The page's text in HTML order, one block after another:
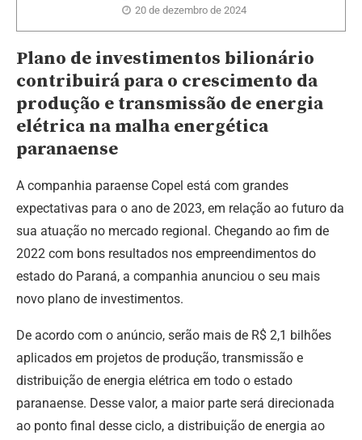
20 de dezembro de 2024
Plano de investimentos bilionário
contribuirá para o crescimento da
produção e transmissão de energia
elétrica na malha energética
paranaense
A companhia paraense Copel está com grandes
expectativas para o ano de 2023, em relação ao futuro da
sua atuação no mercado regional. Chegando ao fim de
2022 com bons resultados nos empreendimentos do
estado do Paraná, a companhia anunciou o seu mais
novo plano de investimentos.
De acordo com o anúncio, serão mais de R$ 2,1 bilhões
aplicados em projetos de produção, transmissão e
distribuição de energia elétrica em todo o estado
paranaense. Desse valor, a maior parte será direcionada
ao ponto final desse ciclo, a distribuição de energia ao